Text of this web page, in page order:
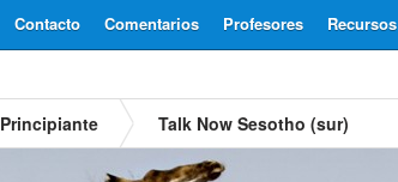
Recursos
Profesores
Comentarios
Contacto
Principiante Talk Now Sesotho (sur)